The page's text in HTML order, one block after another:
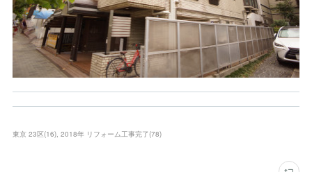
東京 23区(16) 2018年 リフォーム工事完了(78)